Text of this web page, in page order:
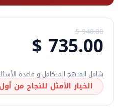
$940.00
السعر
الأصلي
هو:
$ 940.00.
$ 735.00
الحالي
هو:
$ 735.00.
شامل المنهج المتكامل و قاعدة الأسئلة (1300+
الخيار الأمثل للنجاح من